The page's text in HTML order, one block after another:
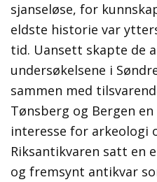
sjanseløse, for
eldste historie var
tid. Uansett skapte de
undersøkelsene i
sammen med
Tønsberg og Bergen
interesse for arkeologi
Riksantikvaren satt en
og fremsynt antikvar